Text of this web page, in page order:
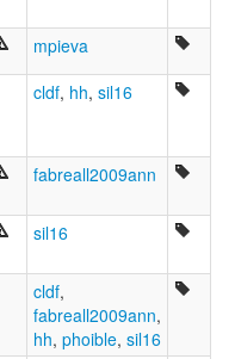
mpieva
cldf, hh, sil16
fabreall2009ann
sil16
cldf,
fabreall2009ann,
hh, phoible, sil16